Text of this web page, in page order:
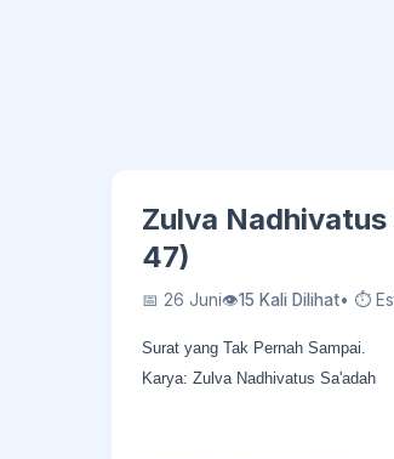
Zulva
47)
📅 26 Juni👁15 Kali Dilihat• ⏱
Surat yang Tak Pernah Sampai.
Karya: Zulva Nadhivatus Sa'adah